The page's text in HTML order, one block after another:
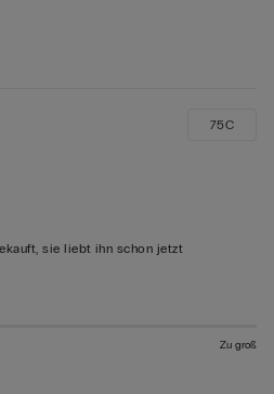
sie liebt ihn schon jetzt
75C
Zu groß